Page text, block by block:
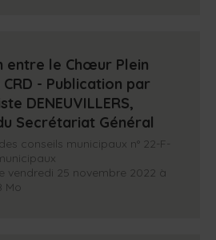
entre le Chœur Plein
- Publication par
DENEUVILLERS,
Secrétariat Général
conseils municipaux n° 22-F-
vendredi 25 novembre 2022 à
Mo